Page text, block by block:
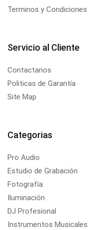
Terminos y Condiciones
Servicio al Cliente
Contactanos
Politicas de Garantía
Site Map
Categorias
Pro Audio
Estudio de Grabación
Fotografía
Iluminación
DJ Profesional
Instrumentos Musicales